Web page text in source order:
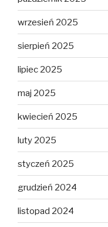
wrzesień 2025
sierpień 2025
lipiec 2025
maj 2025
kwiecień 2025
luty 2025
styczeń 2025
grudzień 2024
listopad 2024